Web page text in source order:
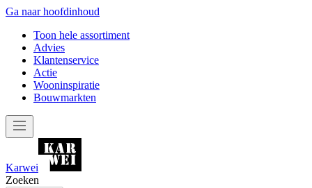
Ga naar hoofdinhoud
Toon hele assortiment
Advies
Klantenservice
Actie
Wooninspiratie
Bouwmarkten
Karwei
Zoeken